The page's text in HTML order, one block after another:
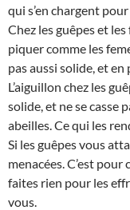
qui s’en chargent
Chez les guêpes et
piquer comme les
pas aussi solide, et
L’aiguillon chez les
solide, et ne se casse
abeilles. Ce qui les
Si les guêpes vous
menacées. C’est
faites rien pour les
vous.